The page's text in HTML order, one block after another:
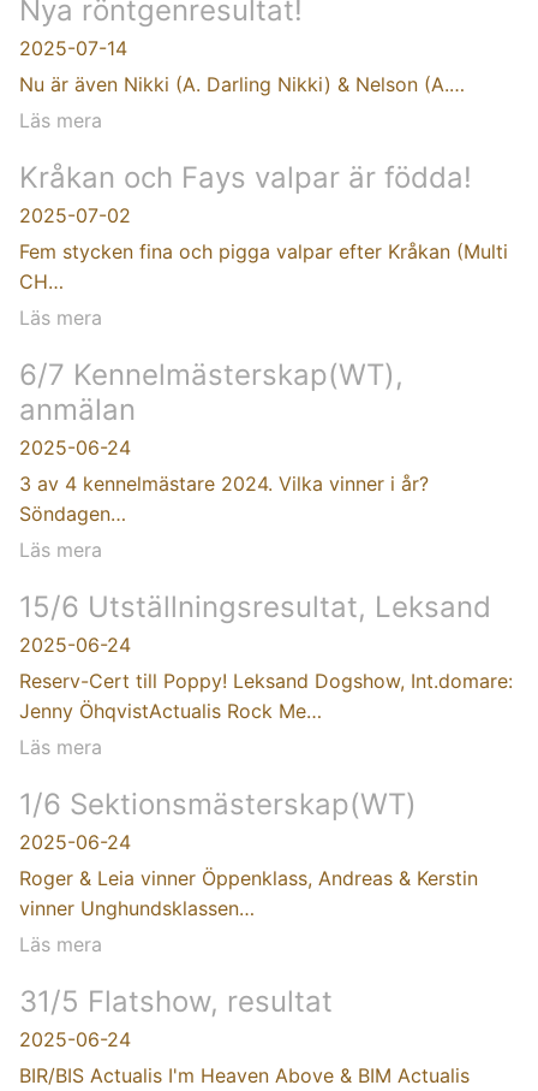
Nya röntgenresultat!
2025-07-14
Nu är även Nikki (A. Darling Nikki) & Nelson (A.…
Läs mera
Kråkan och Fays valpar är födda!
2025-07-02
Fem stycken fina och pigga valpar efter Kråkan (Multi
CH…
Läs mera
6/7 Kennelmästerskap(WT),
anmälan
2025-06-24
3 av 4 kennelmästare 2024. Vilka vinner i år?
Söndagen…
Läs mera
15/6 Utställningsresultat, Leksand
2025-06-24
Reserv-Cert till Poppy! Leksand Dogshow, Int.domare:
Jenny ÖhqvistActualis Rock Me…
Läs mera
1/6 Sektionsmästerskap(WT)
2025-06-24
Roger & Leia vinner Öppenklass, Andreas & Kerstin
vinner Unghundsklassen…
Läs mera
31/5 Flatshow, resultat
2025-06-24
BIR/BIS Actualis I'm Heaven Above & BIM Actualis